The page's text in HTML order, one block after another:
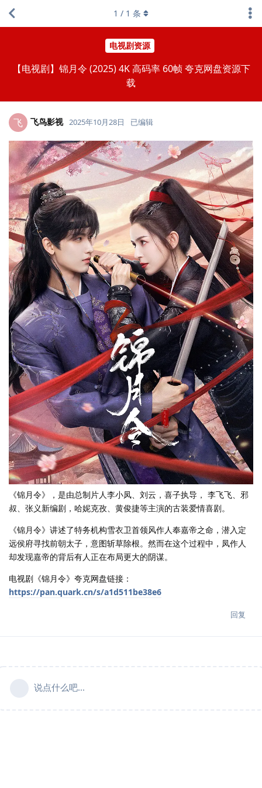
电视剧资源
【电视剧】锦月令 (2025) 4K 高码率 60帧 夸克网盘资源下
载
1 / 1 条
飞 飞鸟影视 2025年10月28日 已编辑
《锦月令》，是由总制片人李小凤、刘云，喜子执导， 李飞飞、邪
叔、张义新编剧，哈妮克孜、黄俊捷等主演的古装爱情喜剧。
《锦月令》讲述了特务机构雪衣卫首领风作人奉嘉帝之命，潜入定
远侯府寻找前朝太子，意图斩草除根。然而在这个过程中，凤作人
却发现嘉帝的背后有人正在布局更大的阴谋。
电视剧《锦月令》夸克网盘链接：
https://pan.quark.cn/s/a1d511be38e6
回复
说点什么吧...